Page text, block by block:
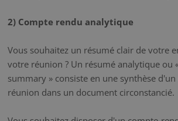
2) Compte rendu analytique
Vous souhaitez un résumé clair de votre
votre réunion ? Un résumé analytique ou
summary » consiste en une synthèse
réunion dans un document circonstancié.